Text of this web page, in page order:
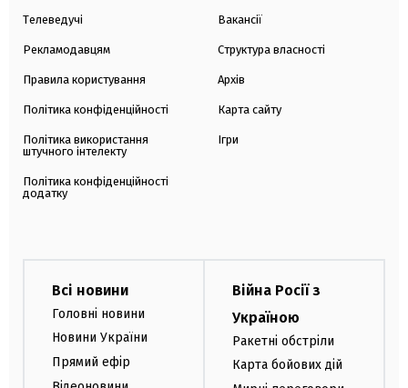
Телеведучі
Рекламодавцям
Правила користування
Політика конфіденційності
Політика використання
штучного інтелекту
Політика конфіденційності
додатку
Вакансії
Структура власності
Архів
Карта сайту
Ігри
Всі новини
Головні новини
Новини України
Прямий ефір
Війна Росії з
Україною
Ракетні обстріли
Карта бойових дій